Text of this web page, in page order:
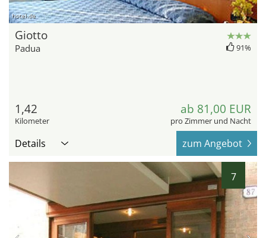
hotel.de
Giotto
Padua 91%
1,42
Kilometer
ab 81,00 EUR
pro Zimmer und Nacht
Details zum Angebot
7